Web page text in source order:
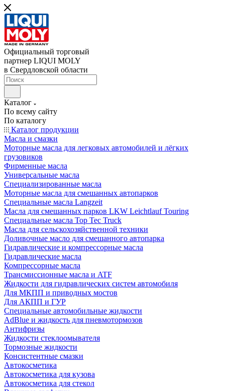
Официальный торговый
партнер LIQUI MOLY
в Свердловской области
Каталог
По всему сайту
По каталогу
Каталог продукции
Масла и смазки
Моторные масла для легковых автомобилей и лёгких
грузовиков
Фирменные масла
Универсальные масла
Специализированные масла
Моторные масла для смешанных автопарков
Специальные масла Langzeit
Масла для смешанных парков LKW Leichtlauf Touring
Специальные масла Top Tec Truck
Масла для сельскохозяйственной техники
Доливочные масло для смешанного автопарка
Гидравлические и компрессорные масла
Гидравлические масла
Компрессорные масла
Трансмиссионные масла и ATF
Жидкости для гидравлических систем автомобиля
Для МКПП и приводных мостов
Для АКПП и ГУР
Специальные автомобильные жидкости
AdBlue и жидкость для пневмотормозов
Антифризы
Жидкости стеклоомывателя
Тормозные жидкости
Консистентные смазки
Автокосметика
Автокосметика для кузова
Автокосметика для стекол